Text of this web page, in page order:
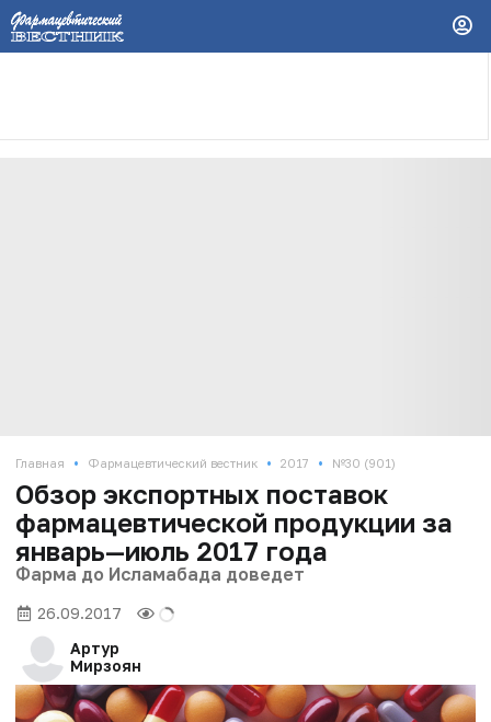
Главная • Фармацевтический вестник • 2017 • №30 (901)
Обзор экспортных поставок
фармацевтической продукции за
январь—июль 2017 года
Фарма до Исламабада доведет
26.09.2017
Артур
Мирзоян